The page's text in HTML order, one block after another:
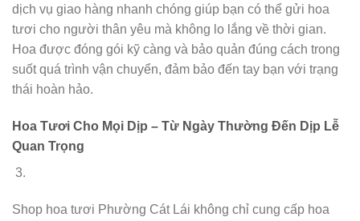
dịch vụ giao hàng nhanh chóng giúp bạn có thể gửi hoa
tươi cho người thân yêu mà không lo lắng về thời gian.
Hoa được đóng gói kỹ càng và bảo quản đúng cách trong
suốt quá trình vận chuyển, đảm bảo đến tay bạn với trạng
thái hoàn hảo.
Hoa Tươi Cho Mọi Dịp – Từ Ngày Thường Đến Dịp Lễ
Quan Trọng
Shop hoa tươi Phường Cát Lái không chỉ cung cấp hoa